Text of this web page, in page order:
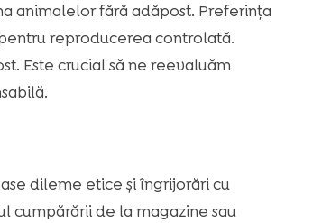
animalelor fără adăpost. Preferința
reproducerea controlată.
Este crucial să ne reevaluăm
dileme etice și îngrijorări cu
cumpărării de la magazine sau